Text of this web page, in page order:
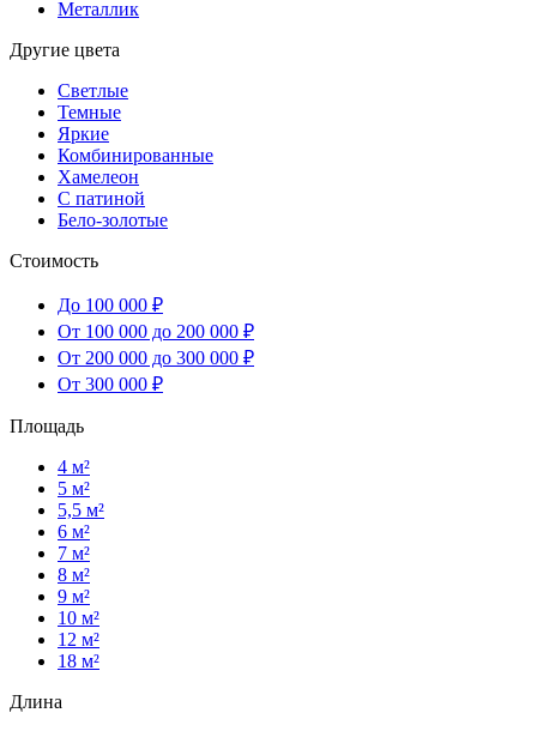
Металлик
Другие цвета
Светлые
Темные
Яркие
Комбинированные
Хамелеон
С патиной
Бело-золотые
Стоимость
До 100 000 ₽
От 100 000 до 200 000 ₽
От 200 000 до 300 000 ₽
От 300 000 ₽
Площадь
4 м²
5 м²
5,5 м²
6 м²
7 м²
8 м²
9 м²
10 м²
12 м²
18 м²
Длина